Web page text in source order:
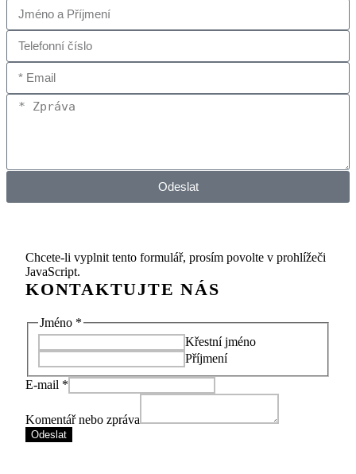
Odeslat
Chcete-li vyplnit tento formulář, prosím povolte v prohlížeči
JavaScript.
E-
mail
zpráva
Komentář
Jméno *
Křestní jméno
Příjmení
E-mail *
Komentář nebo zpráva
Odeslat